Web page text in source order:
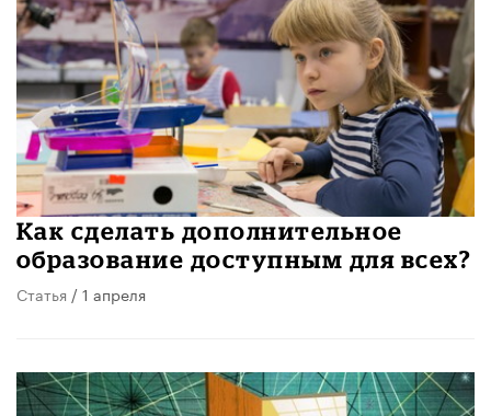
Как сделать дополнительное
образование доступным для всех?
Статья / 1 апреля